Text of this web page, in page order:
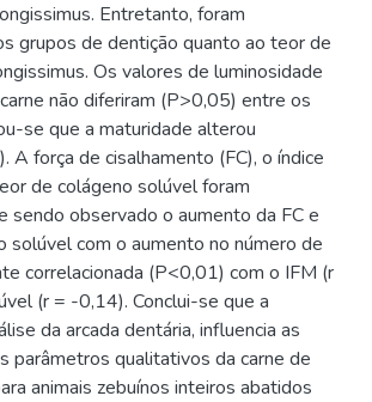
Entretanto, foram
grupos de dentição quanto ao teor de
Os valores de luminosidade
não diferiram (P>0,05) entre os
se que a maturidade alterou
força de cisalhamento (FC), o índice
de colágeno solúvel foram
observado o aumento da FC e
com o aumento no número de
correlacionada (P<0,01) com o IFM (r
(r = -0,14). Conclui-se que a
da arcada dentária, influencia as
parâmetros qualitativos da carne de
animais zebuínos inteiros abatidos